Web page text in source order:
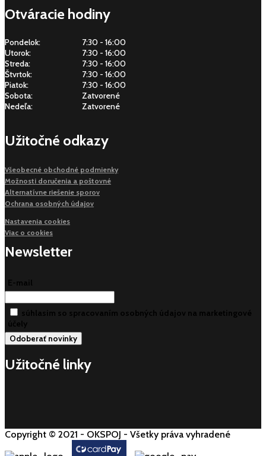
Otváracie hodiny
Pondelok:
7:30 - 16:00
Utorok:
7:30 - 16:00
Streda:
7:30 - 16:00
Štvrtok:
7:30 - 16:00
Piatok:
7:30 - 16:00
Sobota:
Zatvorené
Nedeľa:
Zatvorené
Užitočné odkazy
Všeobecné obchodné podmienky
Možnosti doručenia a poštovné
Alternatívne riešenie sporov
Ochrana osobných údajov
Nastavenia cookies
Viac o cookies
Newsletter
E-mail
súhlasim so spracovaním osobných údajov na marketingové
účely
Užitočné linky
Copyright © 2021 - OKSPOJ - Všetky práva vyhradené